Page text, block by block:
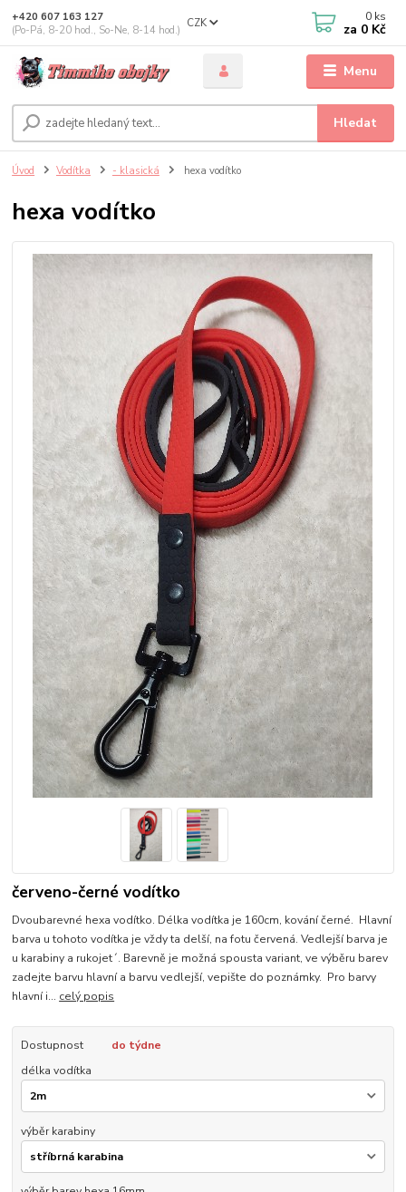
Menu
CZK
Hledat
+420 607 163 127
(Po-Pá, 8-20 hod., So-Ne, 8-14 hod.)
0 ks
za 0 Kč
Úvod Vodítka - klasická hexa vodítko
hexa vodítko
červeno-černé vodítko
Dvoubarevné hexa vodítko. Délka vodítka je 160cm, kování černé. Hlavní
barva u tohoto vodítka je vždy ta delší, na fotu červená. Vedlejší barva je
u karabiny a rukojet´. Barevně je možná spousta variant, ve výběru barev
zadejte barvu hlavní a barvu vedlejší, vepište do poznámky. Pro barvy
hlavní i... celý popis
Dostupnost
do týdne
délka vodítka
výběr karabiny